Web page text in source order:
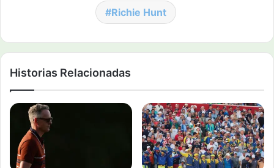
Richie Hunt
Historias Relacionadas